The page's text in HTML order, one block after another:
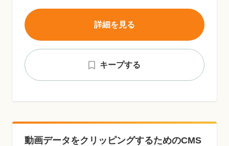
キープする
詳細を見る
動画データをクリッピングするためのCMS